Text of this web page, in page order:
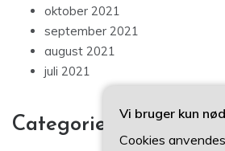
oktober 2021
september 2021
august 2021
juli 2021
Categories
Vi bruger kun
Cookies